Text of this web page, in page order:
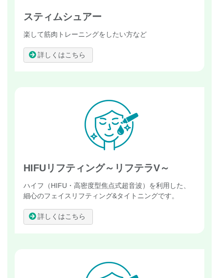
スティムシュアー
楽して筋肉トレーニングをしたい方など
詳しくはこちら
HIFUリフティング～リフテラV～
ハイフ（HIFU・高密度型焦点式超音波）を利用した、
細心のフェイスリフティング&タイトニングです。
詳しくはこちら